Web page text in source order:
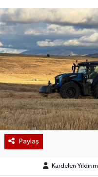
Paylaş
Kardelen Yıldırım